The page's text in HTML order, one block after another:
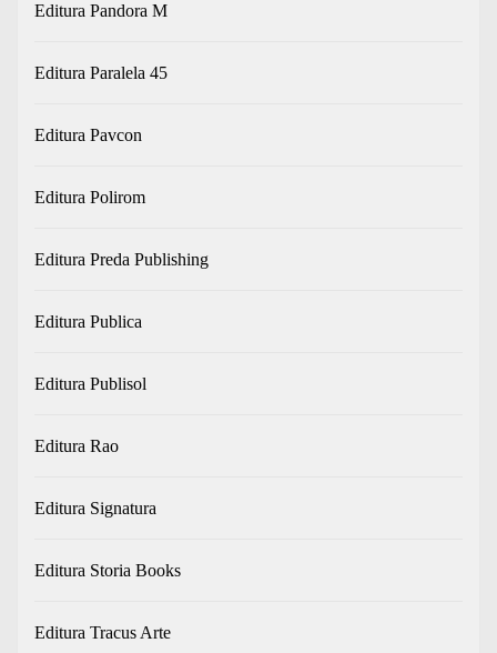
Editura Pandora M
Editura Paralela 45
Editura Pavcon
Editura Polirom
Editura Preda Publishing
Editura Publica
Editura Publisol
Editura Rao
Editura Signatura
Editura Storia Books
Editura Tracus Arte